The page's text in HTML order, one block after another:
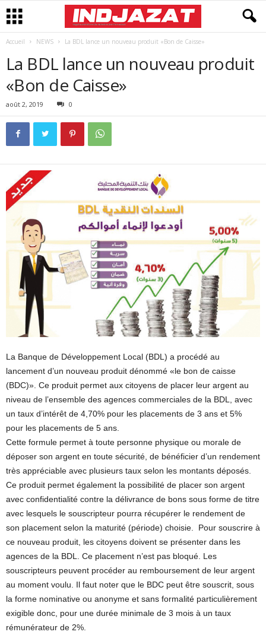
Accueil NEWS La BDL lance un nouveau produit «Bon de Caisse»
La BDL lance un nouveau produit
«Bon de Caisse»
août 2, 2019 0
La Banque de Développement Local (BDL) a procédé au
lancement d’un nouveau produit dénommé «le bon de caisse
(BDC)». Ce produit permet aux citoyens de placer leur argent au
niveau de l’ensemble des agences commerciales de la BDL, avec
un taux d’intérêt de 4,70% pour les placements de 3 ans et 5%
pour les placements de 5 ans.
Cette formule permet à toute personne physique ou morale de
déposer son argent en toute sécurité, de bénéficier d’un rendement
très appréciable avec plusieurs taux selon les montants déposés.
Ce produit permet également la possibilité de placer son argent
avec confidentialité contre la délivrance de bons sous forme de titre
avec lesquels le souscripteur pourra récupérer le rendement de
son placement selon la maturité (période) choisie. Pour souscrire à
ce nouveau produit, les citoyens doivent se présenter dans les
agences de la BDL. Ce placement n’est pas bloqué. Les
souscripteurs peuvent procéder au remboursement de leur argent
au moment voulu. Il faut noter que le BDC peut être souscrit, sous
la forme nominative ou anonyme et sans formalité particulièrement
exigible donc, pour une durée minimale de 3 mois à un taux
rémunérateur de 2%.